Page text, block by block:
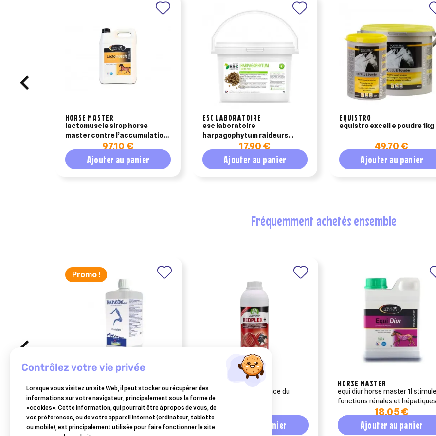
HORSE MASTER
lactomuscle sirop horse
master contre l’accumulation
d’acide lactique du cheval 5l
97,10 €
Ajouter au panier
ESC LABORATOIRE
esc laboratoire
harpagophytum raideurs
cheval 500gr17,90 €
Ajouter au panier
EQUISTRO
equistro excell e poudre 1kg
49,70 €
Ajouter au panier
fréquemment achetés ensemble
Promo !
BOIRON
traumasedyl 1 litre solution
buvable pour traumatismes
58,99 €
Ajouter au panier
AUDEVARD
redplex plus performance du
cheval audevard 1 litre
Ajouter au panier
HORSE MASTER
equi diur horse master 1l stimule
fonctions rénales et
18,05 €
Ajouter au panier
contrôlez votre vie privée
Lorsque vous visitez un site Web, il peut stocker ou récupérer des
informations sur votre navigateur, principalement sous la forme de
«cookies». Cette information, qui pourrait être à propos de vous, de
vos préférences, ou de votre appareil internet (ordinateur, tablette
ou mobile), est principalement utilisée pour faire fonctionner le site